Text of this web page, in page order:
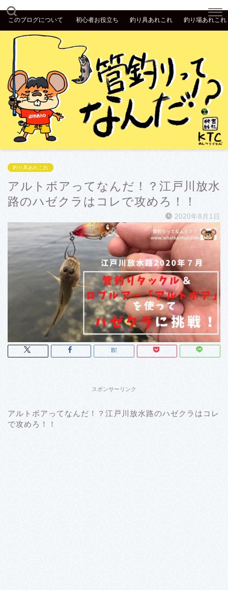
このブログについて 初心者お役立ち 釣り具あれこれ 釣り場あれこれ
釣り具あれこれ
アルトボアってなんだ！？江戸川放水
路のハゼクラはコレで攻めろ！！
2020年8月1日
スポンサーリンク
アルトボアってなんだ！？ 江戸川放水路のハゼクラはコレ
で攻めろ！！